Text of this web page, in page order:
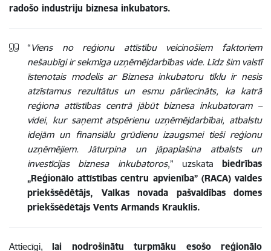
radošo industriju biznesa inkubators.
“Viens no reģionu attīstību veicinošiem faktoriem
nešaubīgi ir sekmīga uzņēmējdarbības vide. Līdz šim valstī
īstenotais modelis ar Biznesa inkubatoru tīklu ir nesis
atzīstamus rezultātus un esmu pārliecināts, ka katrā
reģiona attīstības centrā jābūt biznesa inkubatoram –
videi, kur saņemt atspērienu uzņēmējdarbībai, atbalstu
idejām un finansiālu grūdienu izaugsmei tieši reģionu
uzņēmējiem. Jāturpina un jāpaplašina atbalsts un
investīcijas biznesa inkubatoros,” uzskata biedrības
„Reģionālo attīstības centru apvienība” (RACA) valdes
priekšsēdētājs, Valkas novada pašvaldības domes
priekšsēdētājs Vents Armands Krauklis.
Attiecīgi,lai nodrošinātu turpmāku esošo reģionālo